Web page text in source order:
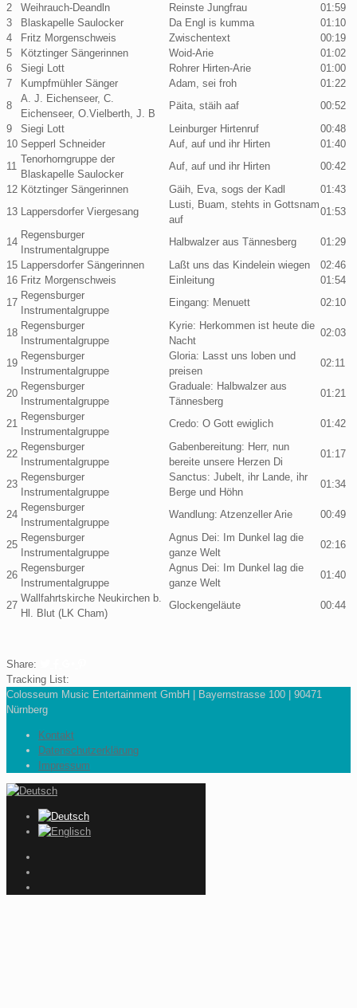
2
Weihrauch-Deandln Reinste Jungfrau
01:59
3
Blaskapelle Saulocker Da Engl is kumma
01:10
4
Fritz Morgenschweis Zwischentext
00:19
5
Kötztinger Sängerinnen Woid-Arie
01:02
6
Siegi Lott Rohrer Hirten-Arie
01:00
7
Kumpfmühler Sänger Adam, sei froh
01:22
8
A. J. Eichenseer, C.
Eichenseer, O.Vielberth, J. B
Päita, stäih aaf
00:52
9
Siegi Lott Leinburger Hirtenruf
00:48
10 Sepperl Schneider Auf, auf und ihr Hirten
01:40
11
Tenorhorngruppe der
Blaskapelle Saulocker
Auf, auf und ihr Hirten
00:42
12 Kötztinger Sängerinnen Gäih, Eva, sogs der Kadl
01:43
13 Lappersdorfer Viergesang
Lusti, Buam, stehts in Gottsnam
auf
01:53
14
Regensburger
Instrumentalgruppe
Halbwalzer aus Tännesberg
01:29
15 Lappersdorfer Sängerinnen Laßt uns das Kindelein wiegen
02:46
16 Fritz Morgenschweis Einleitung
01:54
17
Regensburger
Instrumentalgruppe
Eingang: Menuett 02:10
18
Regensburger
Instrumentalgruppe
Kyrie: Herkommen ist heute die
Nacht
02:03
19
Regensburger
Instrumentalgruppe
Gloria: Lasst uns loben und
preisen
02:11
20
Regensburger
Instrumentalgruppe
Graduale: Halbwalzer aus
Tännesberg
01:21
21
Regensburger
Instrumentalgruppe
Credo: O Gott ewiglich 01:42
22
Regensburger
Instrumentalgruppe
Gabenbereitung: Herr, nun
bereite unsere Herzen Di
01:17
23
Regensburger
Instrumentalgruppe
Sanctus: Jubelt, ihr Lande, ihr
Berge und Höhn
01:34
24
Regensburger
Instrumentalgruppe
Wandlung: Atzenzeller Arie 00:49
25
Regensburger
Instrumentalgruppe
Agnus Dei: Im Dunkel lag die
ganze Welt
02:16
26
Regensburger
Instrumentalgruppe
Agnus Dei: Im Dunkel lag die
ganze Welt
01:40
27
Wallfahrtskirche Neukirchen b.
Hl. Blut (LK Cham)
Glockengeläute 00:44
Share:
Tracking List:
Colosseum Music Entertainment GmbH | Bayernstrasse 100 | 90471
Nürnberg
Kontakt
Datenschutzerklärung
Impressum